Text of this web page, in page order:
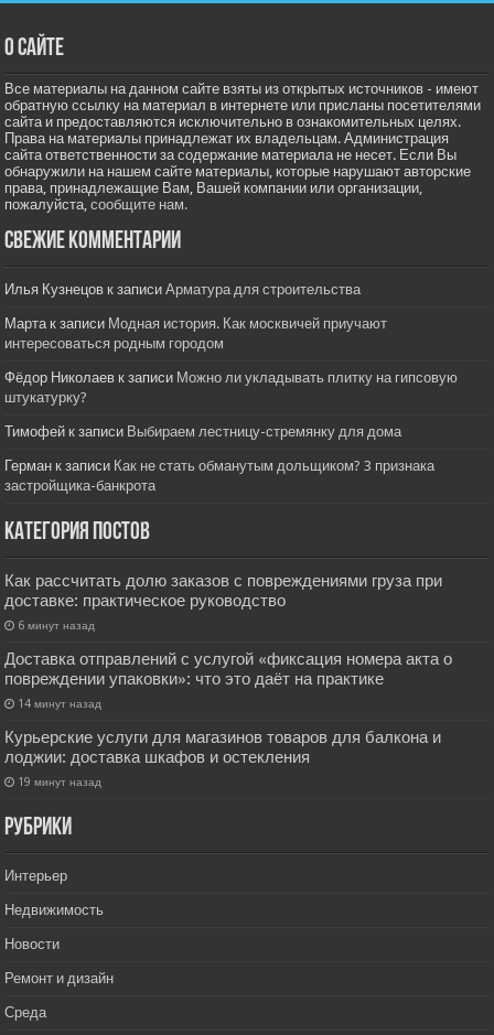
О сайте
Все материалы на данном сайте взяты из открытых источников - имеют
обратную ссылку на материал в интернете или присланы посетителями
сайта и предоставляются исключительно в ознакомительных целях.
Права на материалы принадлежат их владельцам. Администрация
сайта ответственности за содержание материала не несет. Если Вы
обнаружили на нашем сайте материалы, которые нарушают авторские
права, принадлежащие Вам, Вашей компании или организации,
пожалуйста,сообщите нам.
Свежие комментарии
Илья Кузнецов к записиАрматура для строительства
Мартак записи Модная история. Как москвичей приучают
интересоваться родным городом
Фёдор Николаев к записи Можно ли укладывать плитку на гипсовую
штукатурку?
Тимофей к записи Выбираем лестницу-стремянку для дома
Герман к записи Как не стать обманутым дольщиком? 3 признака
застройщика-банкрота
Категория постов
Как рассчитать долю заказов с повреждениями груза при
доставке: практическое руководство
6 минут назад
Доставка отправлений с услугой «фиксация номера акта о
повреждении упаковки»: что это даёт на практике
14 минут назад
Курьерские услуги для магазинов товаров для балкона и
лоджии: доставка шкафов и остекления
19 минут назад
РУбрики
Интерьер
Недвижимость
Новости
Ремонт и дизайн
Среда